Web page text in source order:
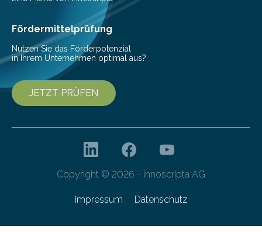
Ernährung zu sichern. Ohne sie besteht die weltweite
Gefahr erheblicher…
Fördermittelprüfung
Nutzen Sie das Förderpotenzial
in Ihrem Unternehmen optimal aus?
JETZT PRÜFEN
Copyright © 2026 - innoscripta AG
Impressum Datenschutz